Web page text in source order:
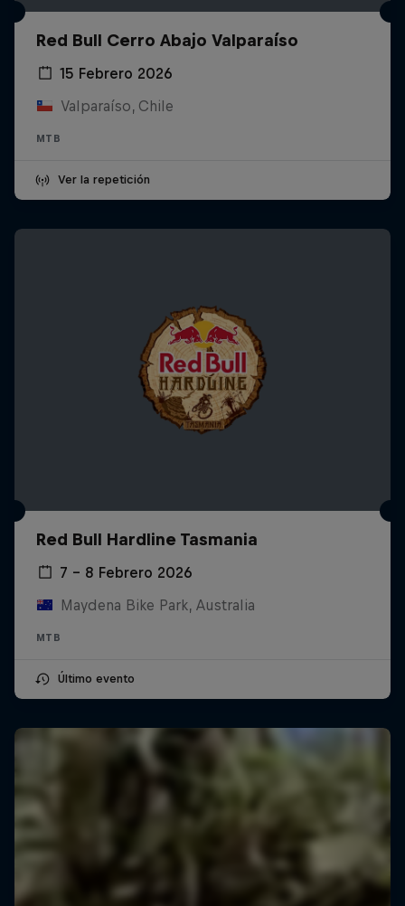
Red Bull Cerro Abajo Valparaíso
15 Febrero 2026
Valparaíso, Chile
MTB
Ver la repetición
Red Bull Hardline Tasmania
7 – 8 Febrero 2026
Maydena Bike Park, Australia
MTB
Último evento